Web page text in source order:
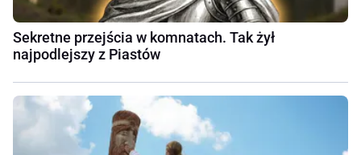
Sekretne przejścia w komnatach. Tak żył
najpodlejszy z Piastów